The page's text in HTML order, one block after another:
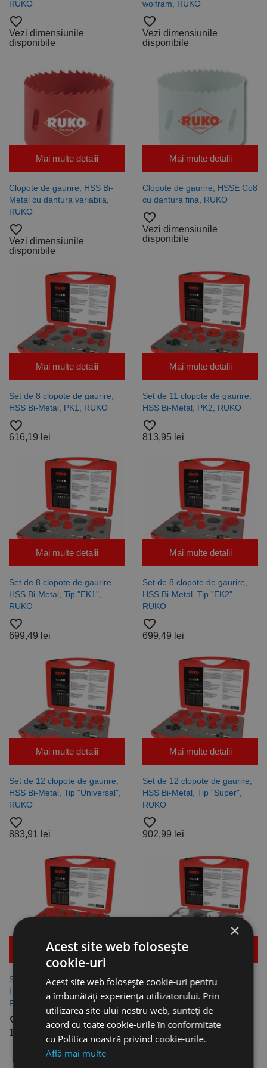
RUKO
favorite_border
Vezi dimensiunile
disponibile
wolfram, RUKO
favorite_border
Vezi dimensiunile
disponibile
Mai multe detalii
Clopote de gaurire, HSS Bi-
Metal cu dantura variabila,
RUKO
favorite_border
Vezi dimensiunile
disponibile
Mai multe detalii
Clopote de gaurire, HSSE Co8
cu dantura fina, RUKO
favorite_border
Vezi dimensiunile
disponibile
Mai multe detalii
Set de 8 clopote de gaurire,
HSS Bi-Metal, PK1, RUKO
favorite_border
616,19 lei
Mai multe detalii
Set de 11 clopote de gaurire,
HSS Bi-Metal, PK2, RUKO
favorite_border
813,95 lei
Mai multe detalii
Set de 8 clopote de gaurire,
HSS Bi-Metal, Tip "EK1",
RUKO
favorite_border
699,49 lei
Mai multe detalii
Set de 8 clopote de gaurire,
HSS Bi-Metal, Tip "EK2",
RUKO
favorite_border
699,49 lei
Mai multe detalii
Set de 12 clopote de gaurire,
HSS Bi-Metal, Tip "Universal",
RUKO
favorite_border
883,91 lei
Mai multe detalii
Set de 12 clopote de gaurire,
HSS Bi-Metal, Tip "Super",
RUKO
favorite_border
902,99 lei
Mai multe detalii
Set de 19 clopote de gaurire,
HSS Bi-Metal, Tip "Premium",
RUKO
favorite_border
1.659,71 lei
Mai multe detalii
Set de 8 clopote de gaurire,
HSS Bi-Metal, PK 2, RUKO x
favorite_border
731,29 lei
×
Acest site web folosește
cookie-uri
Acest site web folosește cookie-uri pentru
a îmbunătăți experiența utilizatorului. Prin
utilizarea site-ului nostru web, sunteți de
acord cu toate cookie-urile în conformitate
cu Politica noastră privind cookie-urile.
Află mai multe